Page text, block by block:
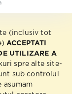
(inclusiv tot
ACCEPTATI
UTILIZARE A
spre alte site-
sub controlul
asumam